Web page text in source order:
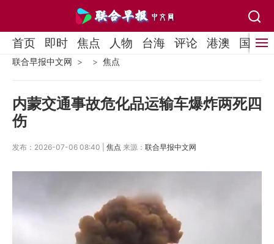
首页 即时 焦点 人物 台海 评论 港澳 国际
联合早报中文网 焦点
内蒙交通事故危化品运输车爆炸两死四
伤
发布：2026-07-06 08:40 | 焦点 来源： 联合早报中文网